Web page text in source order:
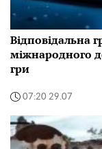
Відповідальна
міжнародного
гри
07:20 29.07